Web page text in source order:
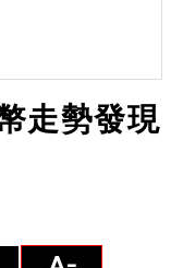
走勢發現